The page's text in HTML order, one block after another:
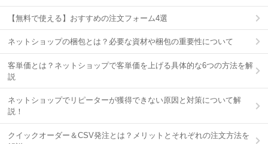
【無料で使える】おすすめの注文フォーム4選
ネットショップの梱包とは？必要な資材や梱包の重要性について
客単価とは？ネットショップで客単価を上げる具体的な6つの方法を解
説
ネットショップでリピーターが獲得できない原因と対策について解
説！
クイックオーダー＆CSV発注とは？メリットとそれぞれの注文方法を